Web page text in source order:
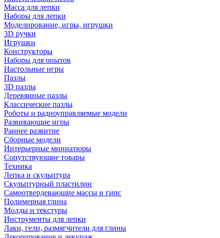
Масса для лепки
Наборы для лепки
Моделирование, игры, игрушки
3D ручки
Игрушки
Конструкторы
Наборы для опытов
Настольные игры
Пазлы
3D пазлы
Деревянные пазлы
Классические пазлы
Роботы и радиоуправляемые модели
Развивающие игры
Раннее развитие
Сборные модели
Интерьерные миниатюры
Сопутствующие товары
Техника
Лепка и скульптура
Скульптурный пластилин
Самоотвердевающие массы и гипс
Полимерная глина
Молды и текстуры
Инструменты для лепки
Лаки, гели, размягчители для глины